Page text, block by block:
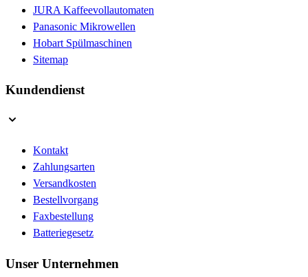
JURA Kaffeevollautomaten
Panasonic Mikrowellen
Hobart Spülmaschinen
Sitemap
Kundendienst
Kontakt
Zahlungsarten
Versandkosten
Bestellvorgang
Faxbestellung
Batteriegesetz
Unser Unternehmen